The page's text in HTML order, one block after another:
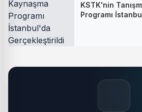
KSTK'nin
Programı